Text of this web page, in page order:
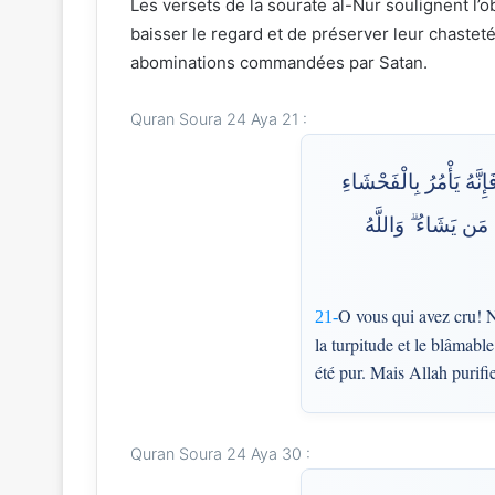
Les versets de la sourate al-Nur soulignent
baisser le regard et de préserver leur
abominations commandées par Satan.
Quran Soura 24 Aya 21 :
يَأْمُرُ بِالْفَحْشَاءِ
يَشَاءُ ۗ وَاللَّهُ
21-O vous qui avez cru!
la turpitude et le
été pur. Mais Allah
Quran Soura 24 Aya 30 :